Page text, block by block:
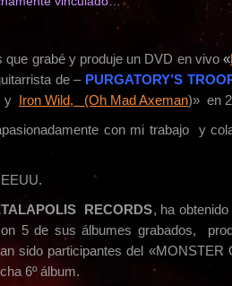
que grabé y produje un DVD en vivo«
de – PURGATORY’S
y Iron Wild, (Oh Mad Axeman)» en
con mi trabajo y
RECORDS, ha
5 de sus álbumes grabados,
sido participantes del «MONSTER
6º álbum.